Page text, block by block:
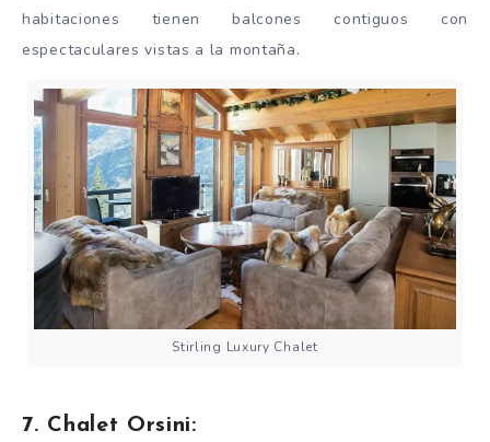
habitaciones tienen balcones contiguos con
espectaculares vistas a la montaña.
Stirling Luxury Chalet
7. Chalet Orsini: